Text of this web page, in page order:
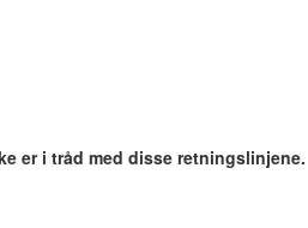
er i tråd med disse retningslinjene.